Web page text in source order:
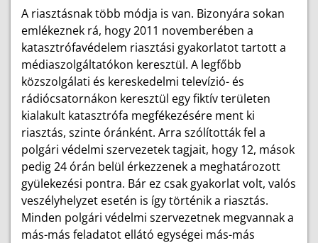
A riasztásnak több módja is van. Bizonyára sokan
emlékeznek rá, hogy 2011 novemberében a
katasztrófavédelem riasztási gyakorlatot tartott a
médiaszolgáltatókon keresztül. A legfőbb
közszolgálati és kereskedelmi televízió- és
rádiócsatornákon keresztül egy fiktív területen
kialakult katasztrófa megfékezésére ment ki
riasztás, szinte óránként. Arra szólították fel a
polgári védelmi szervezetek tagjait, hogy 12, mások
pedig 24 órán belül érkezzenek a meghatározott
gyülekezési pontra. Bár ez csak gyakorlat volt, valós
veszélyhelyzet esetén is így történik a riasztás.
Minden polgári védelmi szervezetnek megvannak a
más-más feladatot ellátó egységei más-más